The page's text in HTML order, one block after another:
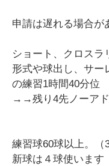
申請は遅れる場合が
ショート、クロスラ
形式や球出し、サー
の練習1時間40分位
→→残り4先ノーアド
練習球60球以上。（
新球は４球使います